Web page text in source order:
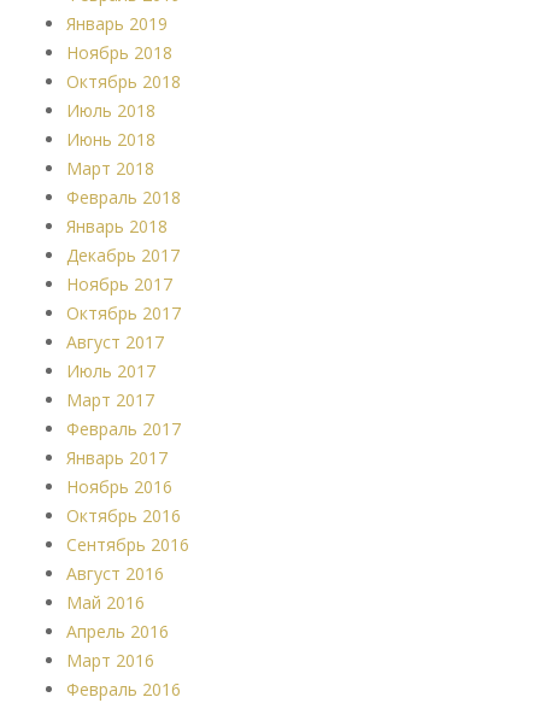
Январь 2019
Ноябрь 2018
Октябрь 2018
Июль 2018
Июнь 2018
Март 2018
Февраль 2018
Январь 2018
Декабрь 2017
Ноябрь 2017
Октябрь 2017
Август 2017
Июль 2017
Март 2017
Февраль 2017
Январь 2017
Ноябрь 2016
Октябрь 2016
Сентябрь 2016
Август 2016
Май 2016
Апрель 2016
Март 2016
Февраль 2016